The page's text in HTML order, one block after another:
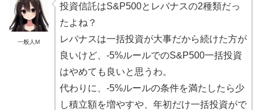
一般人M
投資信託はS&P500とレバナスの2種類だっ
たよね？
レバナスは一括投資が大事だから続けた方が
良いけど、-5%ルールでのS&P500一括投資
はやめても良いと思うわ。
代わりに、-5%ルールの条件を満たしたら少
し積立額を増やすや、年初だけ一括投資がで